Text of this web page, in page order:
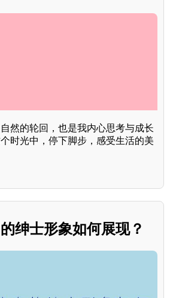
然的轮回，也是我内心思考与成长
时光中，停下脚步，感受生活的美
绅士形象如何展现？